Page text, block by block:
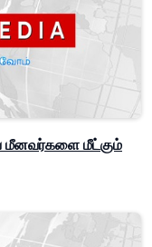
மீனவர்களை மீட்கும்